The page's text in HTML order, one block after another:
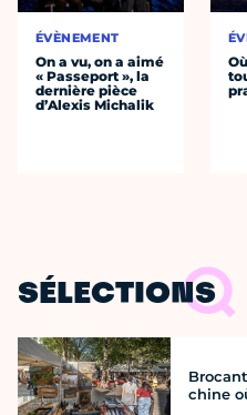
ÉVÈNEMENT
On a vu, on a aimé
« Passeport », la
dernière pièce
d’Alexis Michalik
SÉLECTIONS
chine